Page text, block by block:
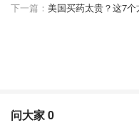
下一篇：
问大家0